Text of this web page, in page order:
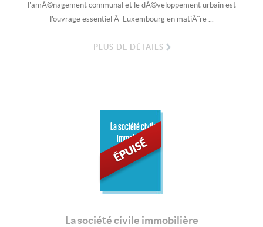
l'amÃ©nagement communal et le dÃ©veloppement urbain est
l'ouvrage essentiel Ã Luxembourg en matiÃ¨re ...
PLUS DE DÉTAILS
La société civile
immobilière
La société civile immobilière